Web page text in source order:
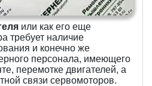
или как его еще
требует наличие
и конечно же
персонала, имеющего
перемотке двигателей, а
связи сервомоторов.